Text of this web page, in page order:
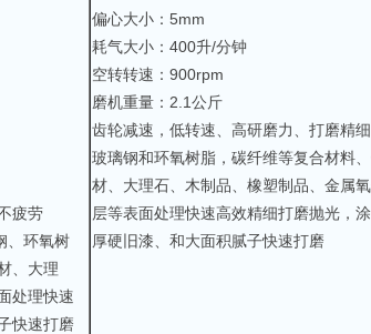
疲劳
、环氧树
、大理
处理快速
快速打磨
偏心大小：5mm
耗气大小：400升/分钟
空转转速：900rpm
磨机重量：2.1公斤
齿轮减速，低转速、高研磨力、打磨精细
玻璃钢和环氧树脂，碳纤维等复合材料
材、大理石、木制品、橡塑制品、金属
层等表面处理快速高效精细打磨抛光，
厚硬旧漆、和大面积腻子快速打磨